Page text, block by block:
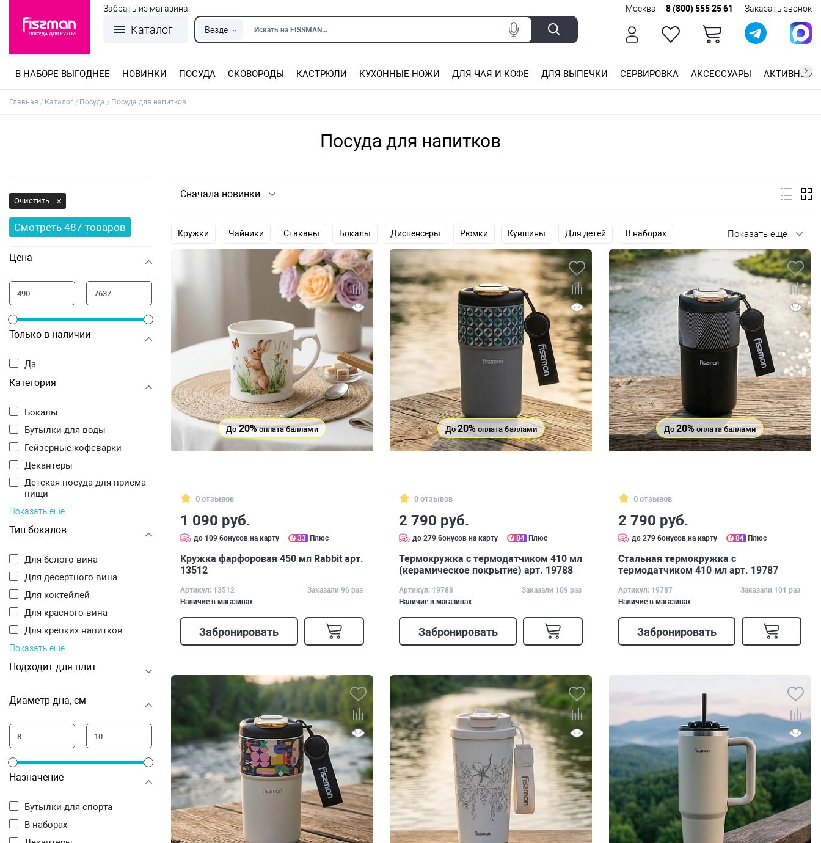
Каталог Везде Искать на FISSMAN...
Забрать из магазина Москва 8 (800) 555 25 61 Заказать звонок
В НАБОРЕ ВЫГОДНЕЕ НОВИНКИ ПОСУДА СКОВОРОДЫ КАСТРЮЛИ КУХОННЫЕ НОЖИ ДЛЯ ЧАЯ И КОФЕ ДЛЯ ВЫПЕЧКИ СЕРВИРОВКА АКСЕССУАРЫ АКТИВНЫЙ
Главная Каталог Посуда Посуда для напитков
Посуда для напитков
Очистить
Смотреть 487 товаров
Цена
Только в наличии
Да
Категория
Бокалы
Бутылки для воды
Гейзерные кофеварки
Декантеры
Детская посуда для приема
пищи
Показать ещё
Тип бокалов
Для белого вина
Для десертного вина
Для коктейлей
Для красного вина
Для крепких напитков
Показать ещё
Подходит для плит
Диаметр дна, см
Назначение
Бутылки для спорта
В наборах
Сначала новинки
Кружки Чайники Стаканы Бокалы Диспенсеры Рюмки Кувшины Для детей В наборах Показать ещё
До20%оплата баллами
0 отзывов
1 090 руб.
до 109 бонусов на карту 33 Плюс
Кружка фарфоровая 450 мл Rabbit арт.
13512
Артикул: 13512
Заказали 96 раз
Наличие в магазинах
Забронировать
До20% оплата баллами
0 отзывов
2 790 руб.
до 279 бонусов на карту 84 Плюс
Термокружка с термодатчиком 410 мл
(керамическое покрытие) арт. 19788
Артикул: 19788
Заказали 109 раз
Наличие в магазинах
Забронировать
До20% оплата баллами
0 отзывов
2 790 руб.
до 279 бонусов на карту 84 Плюс
Стальная термокружка с
термодатчиком 410 мл арт. 19787
Артикул: 19787
Заказали 101 раз
Наличие в магазинах
Забронировать